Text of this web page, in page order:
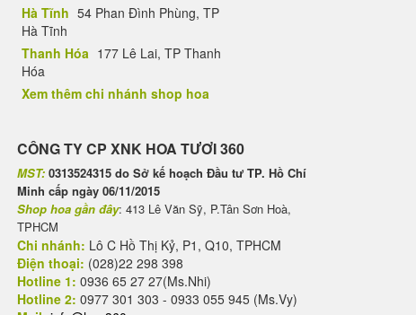
Hà Tĩnh 54 Phan Đình Phùng, TP
Hà Tĩnh
Thanh Hóa 177 Lê Lai, TP Thanh
Hóa
Xem thêm chi nhánh shop hoa
CÔNG TY CP XNK HOA TƯƠI 360
MST: 0313524315 do Sở kế hoạch Đầu tư TP. Hồ Chí
Minh cấp ngày 06/11/2015
Shop hoa gần đây: 413 Lê Văn Sỹ, P.Tân Sơn Hoà,
TPHCM
Chi nhánh: Lô C Hồ Thị Kỷ, P1, Q10, TPHCM
Điện thoại: (028)22 298 398
Hotline 1: 0936 65 27 27(Ms.Nhi)
Hotline 2: 0977 301 303 - 0933 055 945 (Ms.Vy)